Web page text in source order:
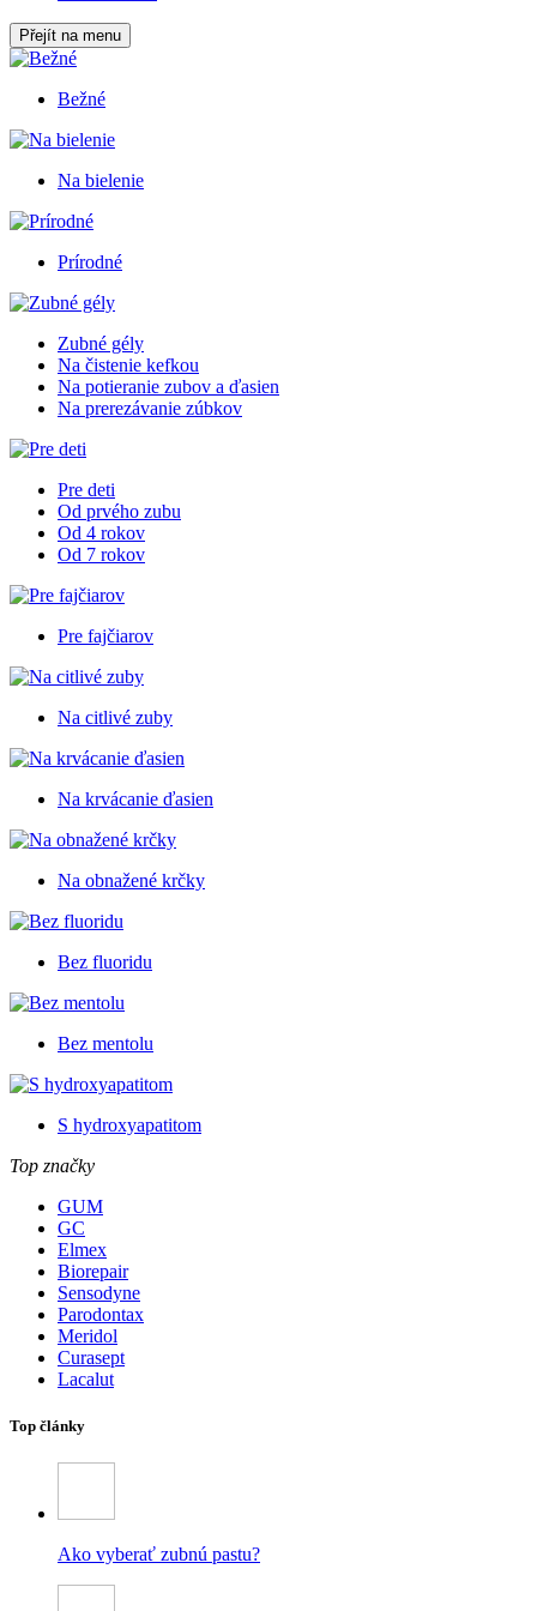
Přejít na menu
Bežné
Na bielenie
Prírodné
Zubné gély
Na čistenie kefkou
Na potieranie zubov a ďasien
Na prerezávanie zúbkov
Pre deti
Od prvého zubu
Od 4 rokov
Od 7 rokov
Pre fajčiarov
Na citlivé zuby
Na krvácanie ďasien
Na obnažené krčky
Bez fluoridu
Bez mentolu
S hydroxyapatitom
Top značky
GUM
GC
Elmex
Biorepair
Sensodyne
Parodontax
Meridol
Curasept
Lacalut
Top články
Ako vyberať zubnú pastu?